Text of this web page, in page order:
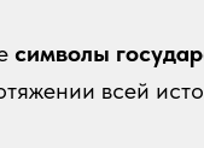
символы
всей